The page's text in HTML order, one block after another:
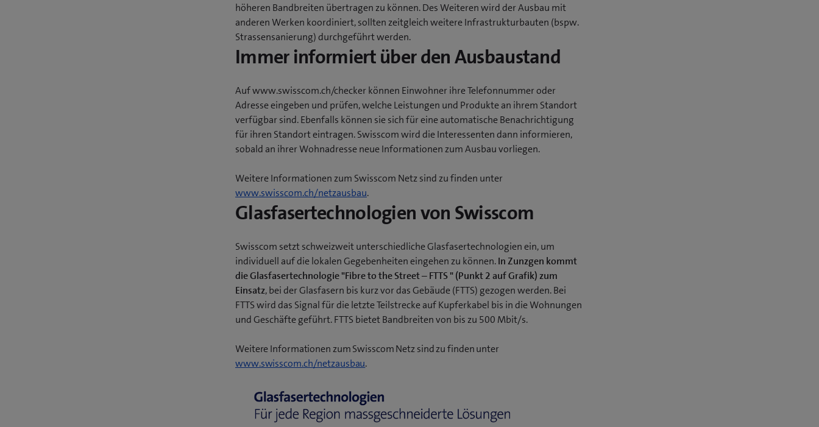
höheren Bandbreiten übertragen zu können. Des Weiteren wird der Ausbau mit
anderen Werken koordiniert, sollten zeitgleich weitere Infrastrukturbauten (bspw.
Strassensanierung) durchgeführt werden.
Immer informiert über den Ausbaustand
Auf www.swisscom.ch/checker können Einwohner ihre Telefonnummer oder
Adresse eingeben und prüfen, welche Leistungen und Produkte an ihrem Standort
verfügbar sind. Ebenfalls können sie sich für eine automatische Benachrichtigung
für ihren Standort eintragen. Swisscom wird die Interessenten dann informieren,
sobald an ihrer Wohnadresse neue Informationen zum Ausbau vorliegen.
Weitere Informationen zum Swisscom Netz sind zu finden unter
www.swisscom.ch/netzausbau.
Glasfasertechnologien von Swisscom
Swisscom setzt schweizweit unterschiedliche Glasfasertechnologien ein, um
individuell auf die lokalen Gegebenheiten eingehen zu können.In Zunzgen kommt
die Glasfasertechnologie "Fibre to the Street – FTTS " (Punkt 2 auf Grafik) zum
Einsatz, bei der Glasfasern bis kurz vor das Gebäude (FTTS) gezogen werden. Bei
FTTS wird das Signal für die letzte Teilstrecke auf Kupferkabel bis in die Wohnungen
und Geschäfte geführt. FTTS bietet Bandbreiten von bis zu 500 Mbit/s.
Weitere Informationen zum Swisscom Netz sind zu finden unter
www.swisscom.ch/netzausbau.